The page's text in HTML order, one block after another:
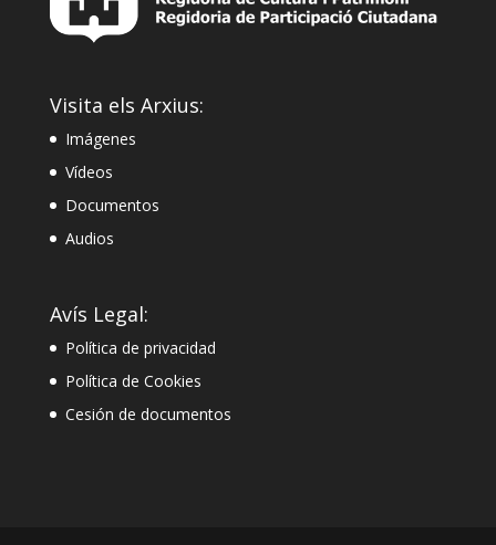
Visita els Arxius:
Imágenes
Vídeos
Documentos
Audios
Avís Legal:
Política de privacidad
Política de Cookies
Cesión de documentos